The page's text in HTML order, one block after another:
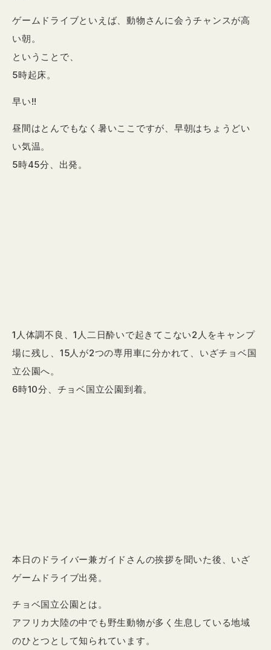
ゲームドライブといえば、動物さんに会うチャンスが高
い朝。
ということで、
5時起床。
早い!!
昼間はとんでもなく暑いここですが、早朝はちょうどい
い気温。
5時45分、出発。
1人体調不良、1人二日酔いで起きてこない2人をキャンプ
場に残し、15人が2つの専用車に分かれて、いざチョベ国
立公園へ。
6時10分、チョベ国立公園到着。
本日のドライバー兼ガイドさんの挨拶を聞いた後、いざ
ゲームドライブ出発。
チョベ国立公園とは。
アフリカ大陸の中でも野生動物が多く生息している地域
のひとつとして知られています。